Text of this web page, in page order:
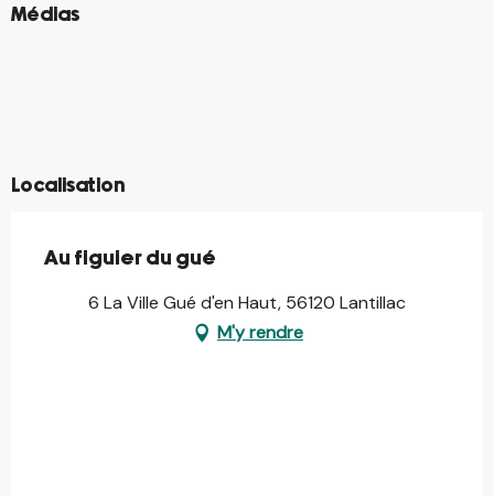
Médias
©
©
Localisation
Au figuier du gué
6 La Ville Gué d'en Haut, 56120 Lantillac
M'y rendre